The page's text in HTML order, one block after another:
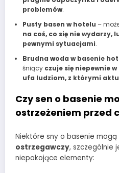
problemów.
Pusty basen w hotelu –
na coś, co się nie wydarzy,
pewnymi sytuacjami.
Brudna woda w basenie
śniący czuje się niepewnie
ufa ludziom, z którymi
Czy sen o basenie
ostrzeżeniem przed
Niektóre sny o basenie mogą
ostrzegawczy, szczególnie
niepokojące elementy: